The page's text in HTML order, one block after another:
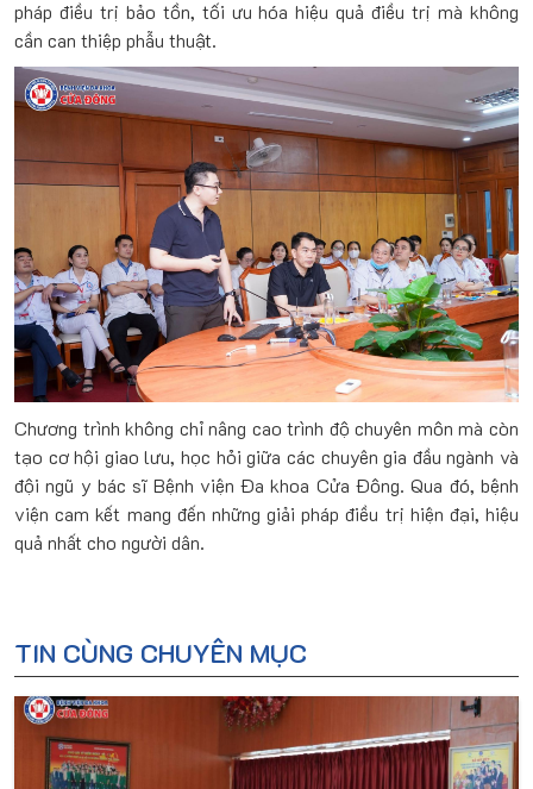
pháp điều trị bảo tồn, tối ưu hóa hiệu quả điều trị mà không
cần can thiệp phẫu thuật.
Chương trình không chỉ nâng cao trình độ chuyên môn mà còn
tạo cơ hội giao lưu, học hỏi giữa các chuyên gia đầu ngành và
đội ngũ y bác sĩ Bệnh viện Đa khoa Cửa Đông. Qua đó, bệnh
viện cam kết mang đến những giải pháp điều trị hiện đại, hiệu
quả nhất cho người dân.
TIN CÙNG CHUYÊN MỤC